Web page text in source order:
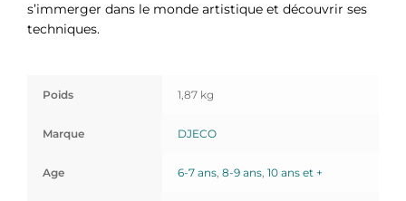
s’immerger dans le monde artistique et découvrir ses
techniques.
Poids 1,87 kg
Marque DJECO
Age 6-7 ans, 8-9 ans, 10 ans et +